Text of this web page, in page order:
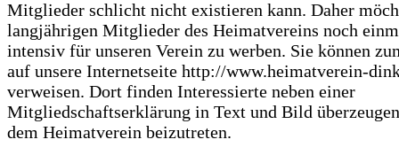
Mitglieder schlicht nicht existieren kann. Daher
langjährigen Mitglieder des Heimatvereins noch
intensiv für unseren Verein zu werben. Sie können
auf unsere Internetseite http://www.heimatverein-
verweisen. Dort finden Interessierte neben einer
Mitgliedschaftserklärung in Text und Bild
dem Heimatverein beizutreten.